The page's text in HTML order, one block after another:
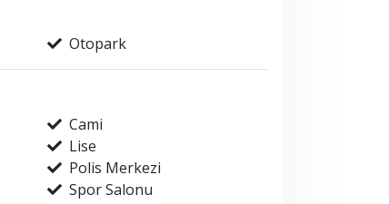
Otopark
Cami
Lise
Polis Merkezi
Spor Salonu